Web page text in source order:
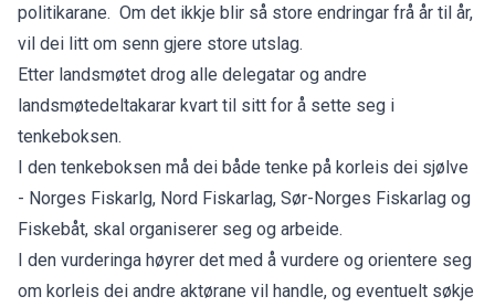
politikarane. Om det ikkje blir så store endringar frå år til år,
vil dei litt om senn gjere store utslag.
Etter landsmøtet drog alle delegatar og andre
landsmøtedeltakarar kvart til sitt for å sette seg i
tenkeboksen.
I den tenkeboksen må dei både tenke på korleis dei sjølve
- Norges Fiskarlg, Nord Fiskarlag, Sør-Norges Fiskarlag og
Fiskebåt, skal organiserer seg og arbeide.
I den vurderinga høyrer det med å vurdere og orientere seg
om korleis dei andre aktørane vil handle, og eventuelt søkje